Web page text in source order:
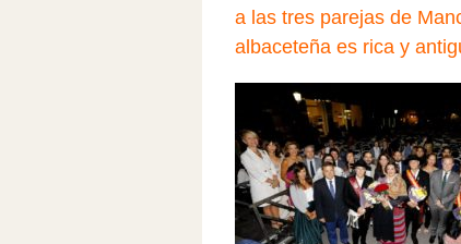
a las tres parejas de
albaceteña es rica y